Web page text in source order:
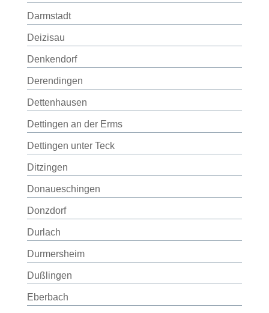
Darmstadt
Deizisau
Denkendorf
Derendingen
Dettenhausen
Dettingen an der Erms
Dettingen unter Teck
Ditzingen
Donaueschingen
Donzdorf
Durlach
Durmersheim
Dußlingen
Eberbach